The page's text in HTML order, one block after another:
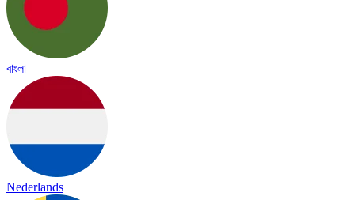
বাংলা
Nederlands